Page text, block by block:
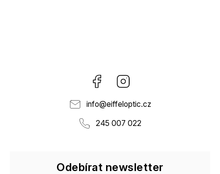
Facebook
info@eiffeloptic.cz
245 007 022
Odebírat newsletter